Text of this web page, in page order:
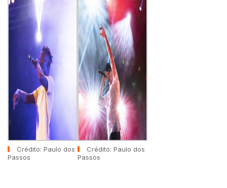
Crédito: Paulo dos
Passos
Crédito: Paulo dos
Passos